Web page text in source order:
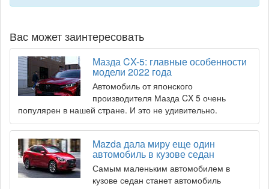
Вас может заинтересовать
Мазда CX-5: главные особенности
модели 2022 года
Автомобиль от японского
производителя Мазда CX 5 очень
популярен в нашей стране. И это не удивительно.
Mazda дала миру еще один
автомобиль в кузове седан
Самым маленьким автомобилем в
кузове седан станет автомобиль